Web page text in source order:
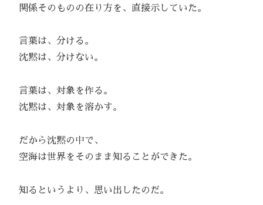
関係そのものの在り方を、直接示していた。
言葉は、分ける。
沈黙は、分けない。
言葉は、対象を作る。
沈黙は、対象を溶かす。
だから沈黙の中で、
空海は世界をそのまま知ることができた。
知るというより、思い出したのだ。